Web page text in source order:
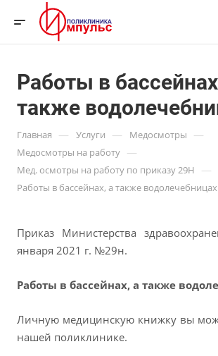
Работы в
также
Главная — Услуги — Медосмотры —
Медосмотры на работу —
Мед. осмотры на работу по приказу 29Н —
Работы в бассейнах, а также водолечебницах
Приказ Министерства
января 2021 г. №29н.
Работы в бассейнах, а также
Личную медицинскую книжку вы
нашей поликлинике.